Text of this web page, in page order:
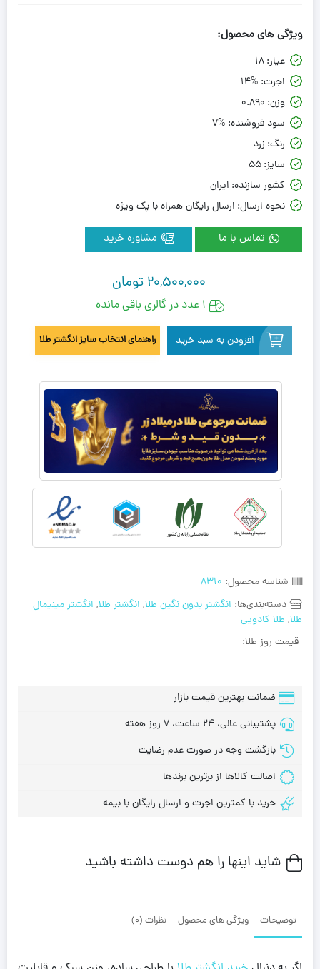
شناسه محصول: 8310
دسته‌بندی‌ها: انگشتر بدون نگین طلا, انگشتر طلا, انگشتر مینیمال
طلا, طلا کادویی
قیمت روز طلا:
ویژگی های محصول:
عیار:18
اجرت: 14%
وزن: 0.890
سود فروشنده: 7%
رنگ: زرد
سایز:55
کشور سازنده: ایران
نحوه ارسال: ارسال رایگان همراه با پک ویژه
تماس با ما
ضمانت بهترین قیمت بازار
پشتیبانی عالی، 24 ساعت، 7 روز هفته
بازگشت وجه در صورت عدم رضایت
اصالت کالاها از برترین برندها
خرید با کمترین اجرت و ارسال رایگان با بیمه
20,500,000 تومان
1 عدد در گالری باقی مانده
افزودن به سبد خرید راهنمای انتخاب سایز انگشتر طلا
شاید اینها را هم دوست داشته باشید
توضیحات ویژگی های محصول نظرات (0)